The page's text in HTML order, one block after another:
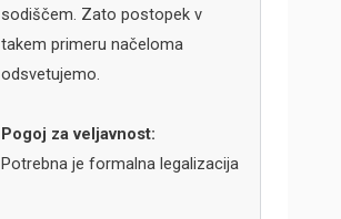
sodiščem. Zato postopek v
takem primeru načeloma
odsvetujemo.
Pogoj za veljavnost:
Potrebna je formalna legalizacija